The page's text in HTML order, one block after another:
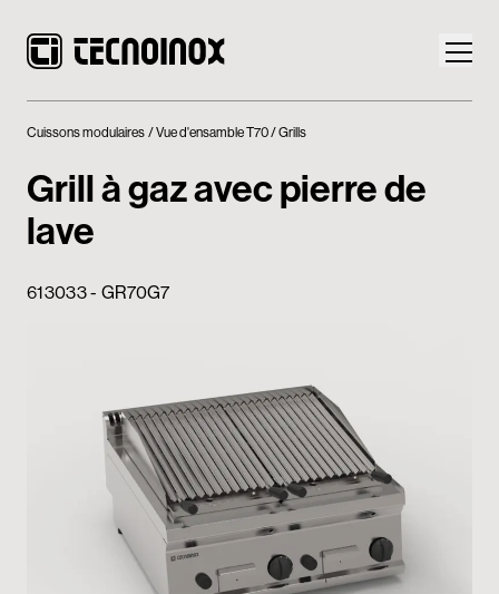
Produits
Monde Tecnoinox
Téléchargement
Nous contacter
Espace réservé
Cuissons modulaires Vue d'ensamble T70 Grills
Grill à gaz avec pierre de
lave
613033 - GR70G7